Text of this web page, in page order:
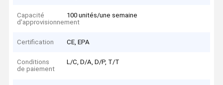
Capacité
d'approvisionnement
100 unités/une semaine
Certification CE, EPA
Conditions
de paiement
L/C, D/A, D/P, T/T